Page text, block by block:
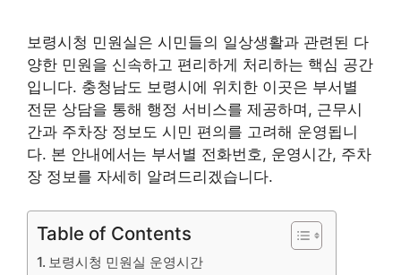
보령시청 민원실은 시민들의 일상생활과 관련된 다
양한 민원을 신속하고 편리하게 처리하는 핵심 공간
입니다. 충청남도 보령시에 위치한 이곳은 부서별
전문 상담을 통해 행정 서비스를 제공하며, 근무시
간과 주차장 정보도 시민 편의를 고려해 운영됩니
다. 본 안내에서는 부서별 전화번호, 운영시간, 주차
장 정보를 자세히 알려드리겠습니다.
Table of Contents
보령시청 민원실 운영시간